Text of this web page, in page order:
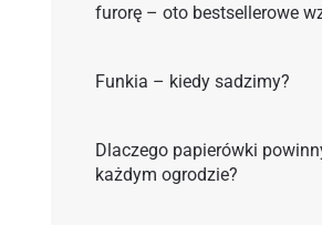
furorę – oto bestsellerowe
Funkia – kiedy sadzimy?
Dlaczego papierówki
każdym ogrodzie?